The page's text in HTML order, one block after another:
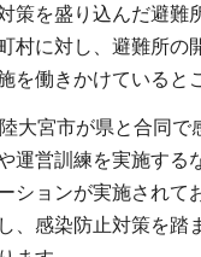
策を盛り込んだ避難
村に対し、避難所の
を働きかけていると
大宮市が県と合同で
運営訓練を実施する
ションが実施されて
、感染防止対策を踏